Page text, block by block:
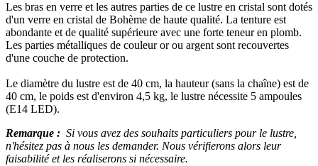
Les bras en verre et les autres parties de ce lustre en cristal sont dotés
d'un verre en cristal de Bohème de haute qualité. La tenture est
abondante et de qualité supérieure avec une forte teneur en plomb.
Les parties métalliques de couleur or ou argent sont recouvertes
d'une couche de protection.
Le diamètre du lustre est de 40 cm, la hauteur (sans la chaîne) est de
40 cm, le poids est d'environ 4,5 kg, le lustre nécessite 5 ampoules
(E14 LED).
Remarque : Si vous avez des souhaits particuliers pour le lustre,
n'hésitez pas à nous les demander. Nous vérifierons alors leur
faisabilité et les réaliserons si nécessaire.